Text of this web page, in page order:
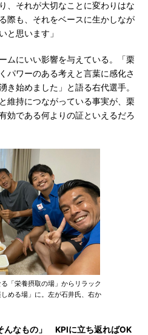
、それが大切なことに変わりはな
際も、それをベースに生かしなが
と思います」
ムにいい影響を与えている。「栗
パワーのある考えと言葉に感化さ
き始めました」と語る右代選手。
維持につながっている事実が、栗
効である何よりの証といえるだろ
「栄養摂取の場」からリラック
める場」に。左が石井氏、右か
んなもの」 KPIに立ち返ればOK